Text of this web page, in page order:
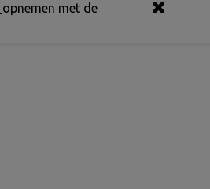
opnemen met de